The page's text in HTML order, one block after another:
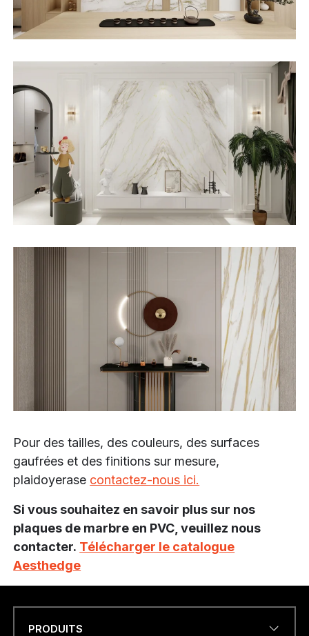
Pour des tailles, des couleurs, des surfaces
gaufrées et des finitions sur mesure,
plaidoyerase contactez-nous ici.
Si vous souhaitez en savoir plus sur nos
plaques de marbre en PVC, veuillez nous
contacter. Télécharger le catalogue
Aesthedge
PRODUITS